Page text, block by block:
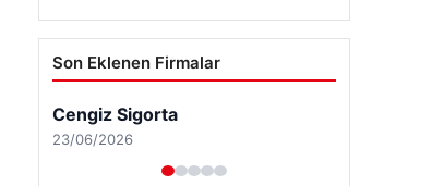
Son Eklenen Firmalar